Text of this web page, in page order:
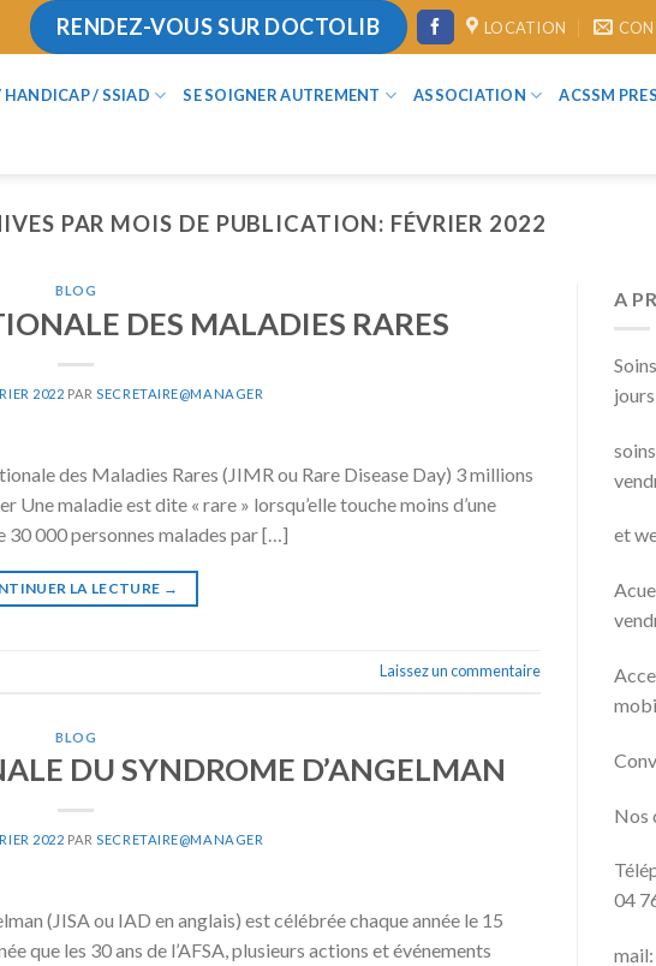
RENDEZ-VOUS SUR DOCTOLIB LOCATION
HANDICAP / SSIAD SE SOIGNER AUTREMENT ASSOCIATION ACSSM
PAR MOIS DE PUBLICATION: FÉVRIER 2022
BLOG
DES MALADIES RARES
2022 PARSECRETAIRE@MANAGER
des Maladies Rares (JIMR ou Rare Disease Day) 3 millions
Une maladie est dite « rare » lorsqu’elle touche moins d’une
30 000 personnes malades par […]
LA LECTURE →
Laissez un commentaire
BLOG
DU SYNDROME D’ANGELMAN
2022 PARSECRETAIRE@MANAGER
(JISA ou IAD en anglais) est célébrée chaque année le 15
que les 30 ans de l’AFSA, plusieurs actions et événements
A
et
Nos
04